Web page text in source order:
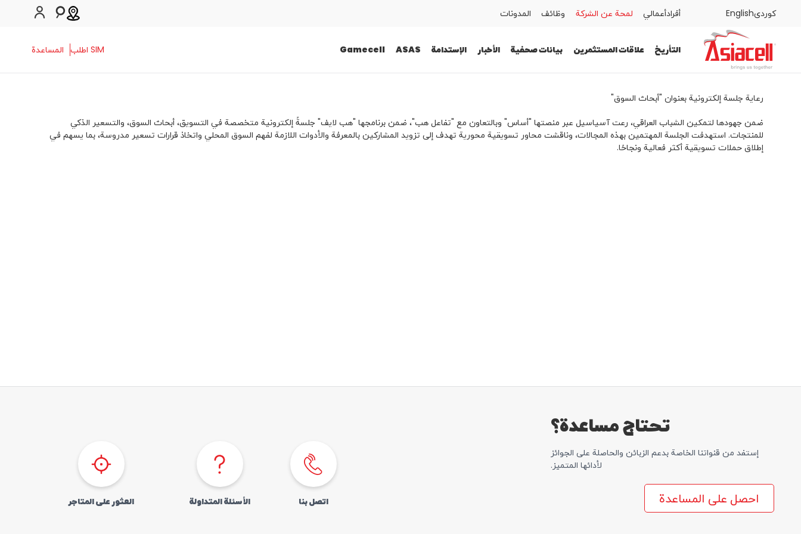
لمحة عن الشركة
التأريخ
علاقات المستثمرين
بيانات صحفية
كوردىEnglish أفرادأعمالي لمحة عن الشركة وظائف المدونات
التأريخ علاقات المستثمرين بيانات صحفية الأخبار الإستدامة ASAS
Gamecell SIM اطلب المساعدة
رعاية جلسة إلكترونية بعنوان "أبحاث السوق"
ضمن جهودها لتمكين الشباب العراقي، رعت آسياسيل عبر منصتها "أساس" وبالتعاون مع "تفاعل هب"، ضمن برنامجها "هب لايف" جلسةً إلكترونية متخصصة في التسويق، أبحاث السوق، والتسعير الذكي
للمنتجات. استهدفت الجلسة المهتمين بهذه المجالات، وناقشت محاور تسويقية محورية تهدف إلى تزويد المشاركين بالمعرفة والأدوات اللازمة لفهم السوق المحلي واتخاذ قرارات تسعير مدروسة، بما يسهم في
إطلاق حملات تسويقية أكثر فعالية ونجاحًا.
تحتاج مساعدة؟
إستفد من قنواتنا الخاصة بدعم الزبائن والحاصلة علی الجوائز
لأدائها المتمیز.
احصل على المساعدة اتصل بنا الأسئلة المتداولة العثور علی المتاجر